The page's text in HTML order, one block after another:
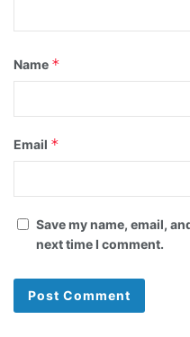
Name *
Email *
Save my name, email,
next time I comment.